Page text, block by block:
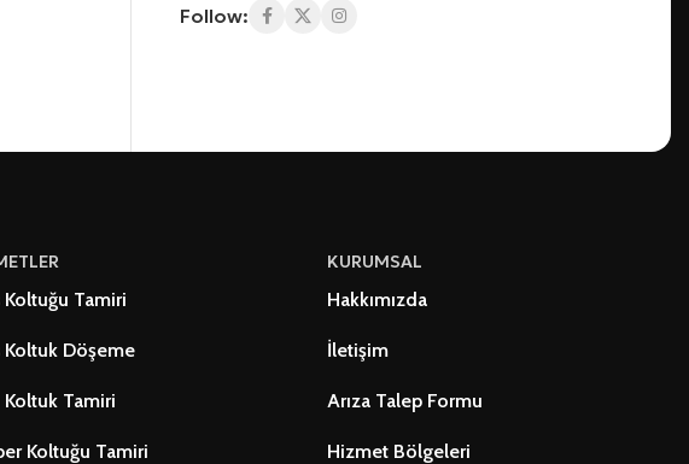
Follow:
Koltuğu Tamiri
Koltuk Döşeme
Koltuk Tamiri
Koltuğu Tamiri
KURUMSAL
Hakkımızda
İletişim
Arıza Talep Formu
Hizmet Bölgeleri